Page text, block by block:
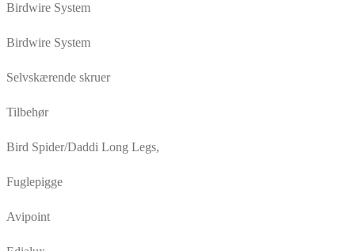
Birdwire System
Birdwire System
Selvskærende skruer
Tilbehør
Bird Spider/Daddi Long Legs,
Fuglepigge
Avipoint